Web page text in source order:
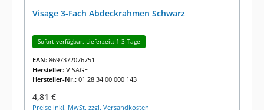
Visage 3-Fach Abdeckrahmen Schwarz
Sofort verfügbar, Lieferzeit: 1-3 Tage
EAN: 8697372076751
Hersteller: VISAGE
Hersteller-Nr.: 01 28 34 00 000 143
Regulärer Preis:
4,81 €
Preise inkl. MwSt. zzgl. Versandkosten